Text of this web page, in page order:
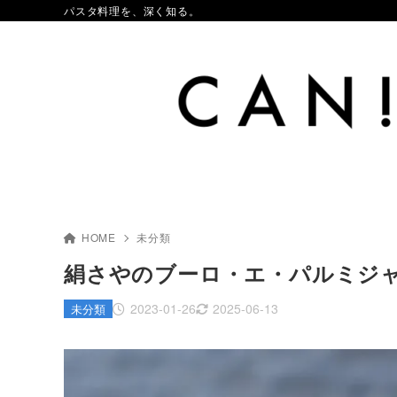
パスタ料理を、深く知る。
HOME 未分類
絹さやのブーロ・エ・パルミジ
2023-01-26 2025-06-13
未分類